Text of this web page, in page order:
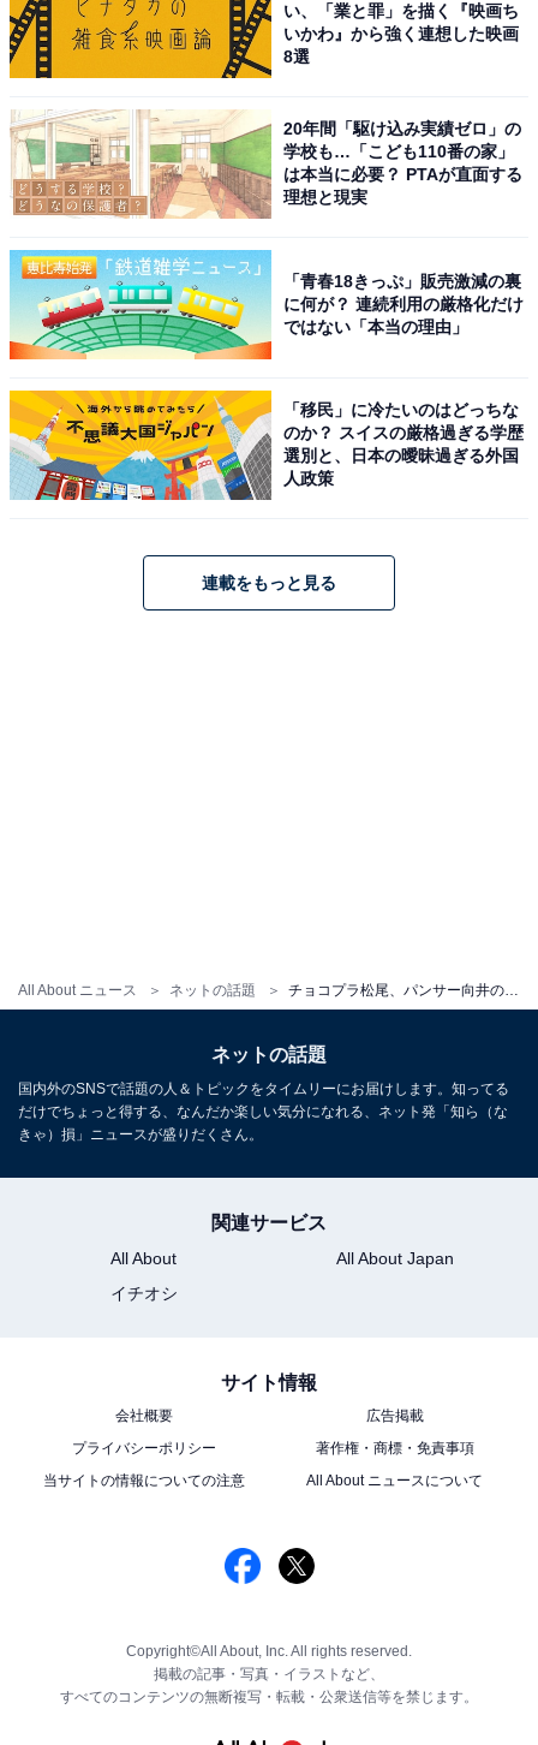
All About ニュース ネットの話題
い、「業と罪」を描く『映画ち
いかわ』から強く連想した映画
8選
20年間「駆け込み実績ゼロ」の
学校も…「こども110番の家」
は本当に必要？ PTAが直面する
理想と現実
「青春18きっぷ」販売激減の裏
に何が？ 連続利用の厳格化だけ
ではない「本当の理由」
「移民」に冷たいのはどっちな
のか？ スイスの厳格過ぎる学歴
選別と、日本の曖昧過ぎる外国
人政策
連載をもっと見る
ネットの話題
国内外のSNSで話題の人＆トピックをタイムリーにお届けします。知ってる
だけでちょっと得する、なんだか楽しい気分になれる、ネット発「知ら（な
きゃ）損」ニュースが盛りだくさん。
関連サービス
All About
All About Japan
イチオシ
サイト情報
会社概要
広告掲載
プライバシーポリシー
著作権・商標・免責事項
当サイトの情報についての注意
All About ニュースについて
Copyright©All About, Inc. All rights reserved.
掲載の記事・写真・イラストなど、
すべてのコンテンツの無断複写・転載・公衆送信等を禁じます。